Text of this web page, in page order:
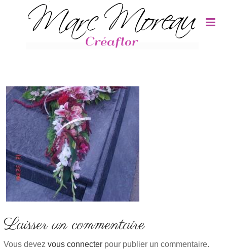
Laisser un commentaire
Vous devez vous connecterpour publier un commentaire.
Panneau de gestion des cookies